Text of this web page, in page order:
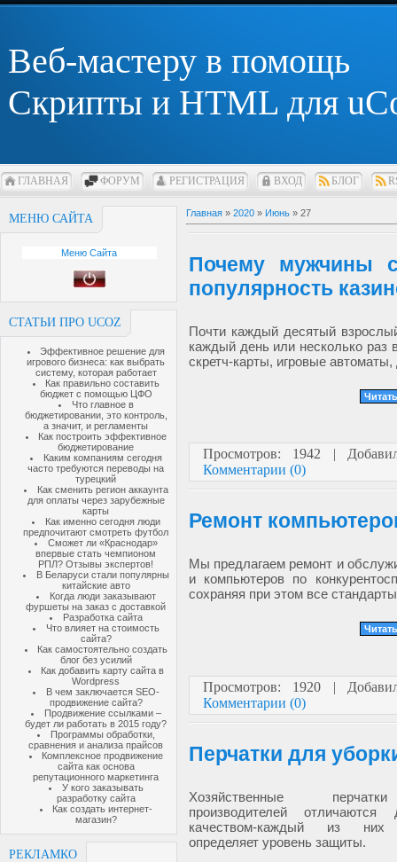
Веб-мастеру в помощь
Скрипты и HTML для
ГЛАВНАЯ ФОРУМ РЕГИСТРАЦИЯ ВХОД БЛОГ
МЕНЮ САЙТА
Меню Сайта
СТАТЬИ ПРО UCOZ
Эффективное решение для
игрового бизнеса: как выбрать
систему, которая работает
Как правильно составить
бюджет с помощью ЦФО
Что главное в
бюджетировании, это контроль,
а значит, и регламенты
Как построить эффективное
бюджетирование
Каким компаниям сегодня
часто требуются переводы на
турецкий
Как сменить регион аккаунта
для оплаты через зарубежные
карты
Как именно сегодня люди
предпочитают смотреть футбол
Сможет ли «Краснодар»
впервые стать чемпионом
РПЛ? Отзывы экспертов!
В Беларуси стали популярны
китайские авто
Когда люди заказывают
фуршеты на заказ с доставкой
Разработка сайта
Что влияет на стоимость
сайта?
Как самостоятельно создать
блог без усилий
Как добавить карту сайта в
Wordpress
В чем заключается SEO-
продвижение сайта?
Продвижение ссылками –
будет ли работать в 2015 году?
Программы обработки,
сравнения и анализа прайсов
Комплексное продвижение
сайта как основа
репутационного маркетинга
У кого заказывать
разработку сайта
Как создать интернет-
магазин?
РЕКЛАМКО
Главная » 2020 » Июнь » 27
Почему мужчины
популярность
Почти каждый десятый
каждый день или несколько раз
скретч-карты, игровые автоматы,
Просмотров: 1942 |
Комментарии (0)
Ремонт
Мы предлагаем ремонт и
и компьютеров по
сохраняя при этом все стандарты
Просмотров: 1920 |
Комментарии (0)
Перчатки для
Хозяйственные
производителей
качеством-каждый из них
определяет уровень защиты.